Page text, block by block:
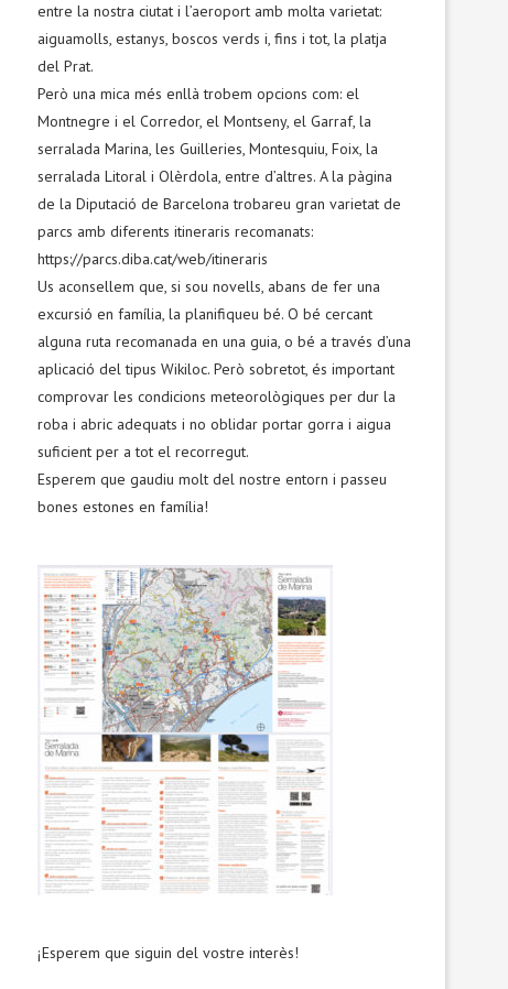
entre la nostra ciutat i l’aeroport amb molta varietat:
aiguamolls, estanys, boscos verds i, fins i tot, la platja
del Prat.
Però una mica més enllà trobem opcions com: el
Montnegre i el Corredor, el Montseny, el Garraf, la
serralada Marina, les Guilleries, Montesquiu, Foix, la
serralada Litoral i Olèrdola, entre d’altres. A la pàgina
de la Diputació de Barcelona trobareu gran varietat de
parcs amb diferents itineraris recomanats:
https://parcs.diba.cat/web/itineraris
Us aconsellem que, si sou novells, abans de fer una
excursió en família, la planifiqueu bé. O bé cercant
alguna ruta recomanada en una guia, o bé a través d’una
aplicació del tipus Wikiloc. Però sobretot, és important
comprovar les condicions meteorològiques per dur la
roba i abric adequats i no oblidar portar gorra i aigua
suficient per a tot el recorregut.
Esperem que gaudiu molt del nostre entorn i passeu
bones estones en família!
¡Esperem que siguin del vostre interès!